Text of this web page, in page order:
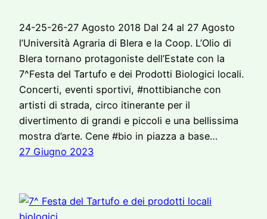
24-25-26-27 Agosto 2018 Dal 24 al 27 Agosto
l’Università Agraria di Blera e la Coop. L’Olio di
Blera tornano protagoniste dell’Estate con la
7^Festa del Tartufo e dei Prodotti Biologici locali.
Concerti, eventi sportivi, #nottibianche con
artisti di strada, circo itinerante per il
divertimento di grandi e piccoli e una bellissima
mostra d’arte. Cene #bio in piazza a base…
27 Giugno 2023